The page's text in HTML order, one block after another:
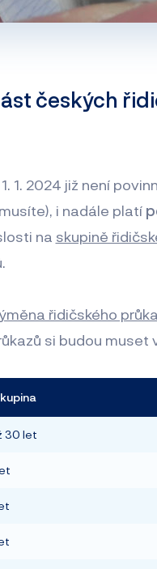
českých
1. 2024 již není
i nadále platí
na skupině
řidičského
si budou
30 let